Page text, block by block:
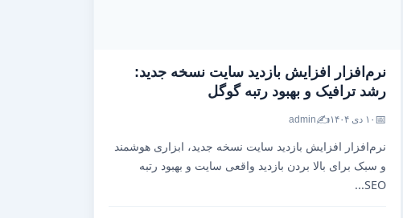
نرم‌افزار افزایش بازدید سایت نسخه جدید:
رشد ترافیک و بهبود رتبه گوگل
📅 ۱۰ دی ۱۴۰۴ ✍️
admin
نرم‌افزار افزایش بازدید سایت نسخه جدید، ابزاری هوشمند
و سبک برای بالا بردن بازدید واقعی سایت و بهبود رتبه
SEO...